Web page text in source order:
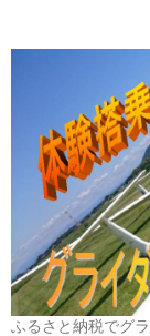
ふるさと納税でグ